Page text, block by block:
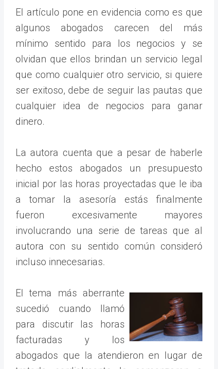
El artículo pone en evidencia como es que
algunos abogados carecen del más
mínimo sentido para los negocios y se
olvidan que ellos brindan un servicio legal
que como cualquier otro servicio, si quiere
ser exitoso, debe de seguir las pautas que
cualquier idea de negocios para ganar
dinero.
La autora cuenta que a pesar de haberle
hecho estos abogados un presupuesto
inicial por las horas proyectadas que le iba
a tomar la asesoría estás finalmente
fueron excesivamente mayores
involucrando una serie de tareas que al
autora con su sentido común consideró
incluso innecesarias.
El tema más aberrante
sucedió cuando llamó
para discutir las horas
facturadas y los
abogados que la atendieron en lugar de